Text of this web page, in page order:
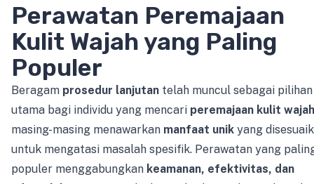
Perawatan Peremajaan
Kulit Wajah yang Paling
Populer
Beragam prosedur lanjutan telah muncul sebagai pilihan
utama bagi individu yang mencari peremajaan kulit wajah
masing-masing menawarkan manfaat unik yang
untuk mengatasi masalah spesifik. Perawatan yang
populer menggabungkan keamanan, efektivitas, dan